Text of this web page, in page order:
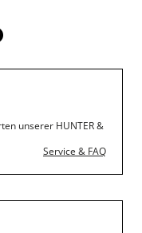
unserer HUNTER &
Service & FAQ